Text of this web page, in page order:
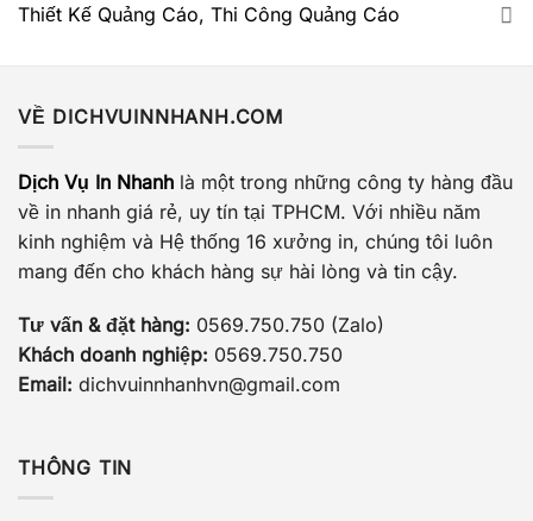
Thiết Kế Quảng Cáo, Thi Công Quảng Cáo
VỀ DICHVUINNHANH.COM
Dịch Vụ In Nhanh là một trong những công ty hàng đầu
về in nhanh giá rẻ, uy tín tại TPHCM. Với nhiều năm
kinh nghiệm và Hệ thống 16 xưởng in, chúng tôi luôn
mang đến cho khách hàng sự hài lòng và tin cậy.
Tư vấn & đặt hàng: 0569.750.750 (Zalo)
Khách doanh nghiệp: 0569.750.750
Email: dichvuinnhanhvn@gmail.com
THÔNG TIN